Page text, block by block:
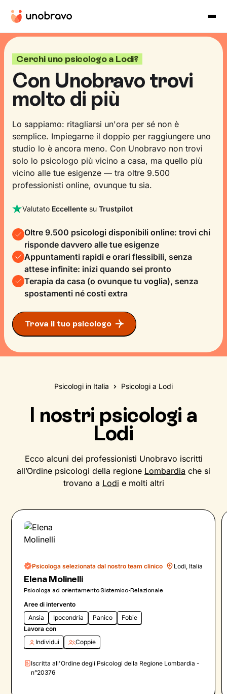
Cerchi uno psicologo a Lodi?
Con Unobravo trovi
molto di più
Lo sappiamo: ritagliarsi un'ora per sé non è
semplice. Impiegarne il doppio per raggiungere uno
studio lo è ancora meno. Con Unobravo non trovi
solo lo psicologo più vicino a casa, ma quello più
vicino alle tue esigenze — tra oltre 9.500
professionisti online, ovunque tu sia.
Valutato Eccellente su Trustpilot
Oltre 9.500 psicologi disponibili online: trovi chi
risponde davvero alle tue esigenze
Appuntamenti rapidi e orari flessibili, senza
attese infinite: inizi quando sei pronto
Terapia da casa (o ovunque tu voglia), senza
spostamenti né costi extra
Trova il tuo psicologo
Psicologi in Italia Psicologi a Lodi
I nostri psicologi a
Lodi
Ecco alcuni dei professionisti Unobravo iscritti
all’Ordine psicologi della regione Lombardia che si
trovano a Lodi e molti altri
Psicologa selezionata dal nostro team clinico Lodi, Italia
Elena Molinelli
Psicologa ad orientamento Sistemico-Relazionale
Aree di intervento
Ansia
Ipocondria Panico
Fobie
Lavora con
Individui
Coppie
Iscritta all'Ordine degli Psicologi della Regione Lombardia -
n°20376